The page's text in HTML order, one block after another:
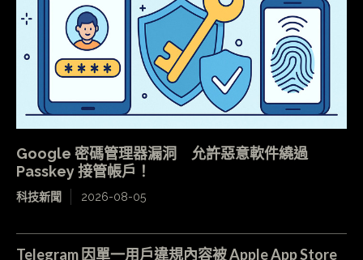
Google 密碼管理器漏洞 允許惡意軟件繞過
Passkey 接管帳戶！
科技新聞 2026-08-05
Telegram 因單一用戶違規內容被 Apple App Store